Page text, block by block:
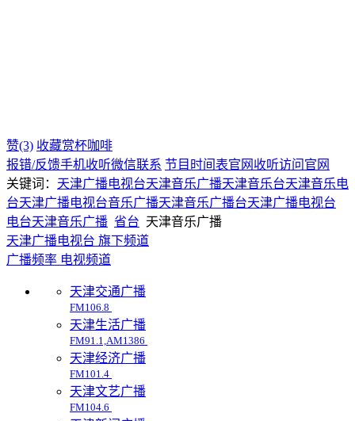
赞(3) 收藏赏杯咖啡
报错/反馈手机收听微信联系 节目时间表官网收听访问官网
关键词： 天津广播电视台天津音乐广播天津音乐台天津音乐电
台天津广播电视台音乐广播天津音乐广播台天津广播电视台
电台天津音乐广播 省台 天津音乐广播
天津广播电视台 旗下频道
广播频率 电视频道
天津交通广播
FM106.8
天津生活广播
FM91.1,AM1386
天津经济广播
FM101.4
天津文艺广播
FM104.6